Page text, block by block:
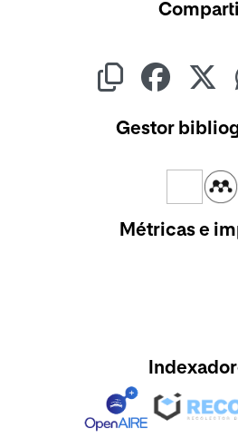
Gestor
Métricas e